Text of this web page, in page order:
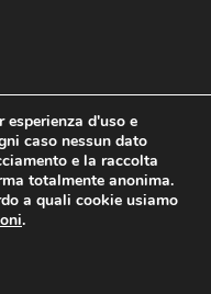
Contatti
Policy
diritti riservati | Sede
d'uso e
caso nessun dato
e la raccolta
totalmente anonima.
a quali cookie usiamo
.